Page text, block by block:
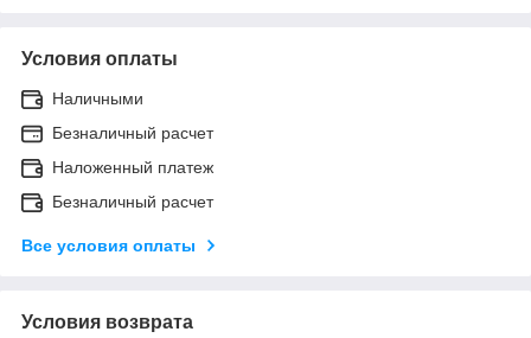
Условия оплаты
Наличными
Безналичный расчет
Наложенный платеж
Безналичный расчет
Все условия оплаты
Условия возврата